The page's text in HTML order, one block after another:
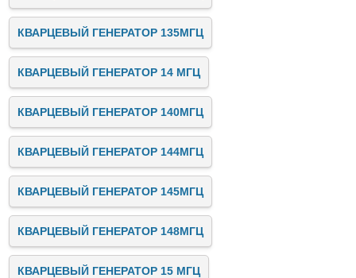
КВАРЦЕВЫЙ ГЕНЕРАТОР 135МГЦ
КВАРЦЕВЫЙ ГЕНЕРАТОР 14 МГЦ
КВАРЦЕВЫЙ ГЕНЕРАТОР 140МГЦ
КВАРЦЕВЫЙ ГЕНЕРАТОР 144МГЦ
КВАРЦЕВЫЙ ГЕНЕРАТОР 145МГЦ
КВАРЦЕВЫЙ ГЕНЕРАТОР 148МГЦ
КВАРЦЕВЫЙ ГЕНЕРАТОР 15 МГЦ